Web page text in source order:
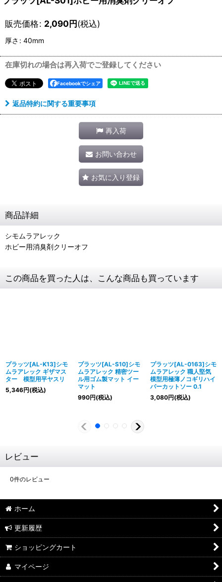
販売価格: 2,090円(税込)
厚さ : 40mm
在庫切れの場合は再入荷でご登録してください
Facebookでシェア
返品特約に関する重要事項
再入荷
お問い合わせ
お気に入り登録
商品詳細
シモムラアレック
ホビー用消臭剤クリーオフ
この商品を買った人は、こんな商品も買っています
プラッツ[AL-K13]シモ
ムラアレック ギザマス
ター 模型用平ヤスリ
5,346円(税込)
プラッツ[AL-S10]シモ
ムラアレック 精密ツー
ル用ゴム製マット イー
マット
990円(税込)
プラッツ[AL-0163]シモ
ムラアレック 職人堅気
模型用極薄ノコギリハイ
パーカットソー 0.1
3,080円(税込)
レビュー
0件のレビュー
ホーム
更新履歴
ショッピングカート
マイページ